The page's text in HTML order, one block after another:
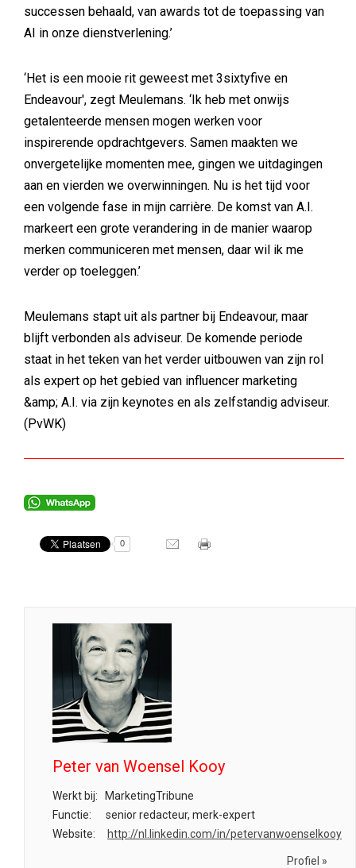
successen behaald, van awards tot de toepassing van
AI in onze dienstverlening.’
‘Het is een mooie rit geweest met 3sixtyfive en
Endeavour', zegt Meulemans. ‘Ik heb met onwijs
getalenteerde mensen mogen werken voor
inspirerende opdrachtgevers. Samen maakten we
onvergetelijke momenten mee, gingen we uitdagingen
aan en vierden we overwinningen. Nu is het tijd voor
een volgende fase in mijn carrière. De komst van A.I.
markeert een grote verandering in de manier waarop
merken communiceren met mensen, daar wil ik me
verder op toeleggen.’
Meulemans stapt uit als partner bij Endeavour, maar
blijft verbonden als adviseur. De komende periode
staat in het teken van het verder uitbouwen van zijn rol
als expert op het gebied van influencer marketing
&amp; A.I. via zijn keynotes en als zelfstandig adviseur.
(PvWK)
0
Peter van Woensel Kooy
Werkt bij:
MarketingTribune
Functie:
senior redacteur, merk-expert
Website:
http://nl.linkedin.com/in/petervanwoenselkooy
Profiel »